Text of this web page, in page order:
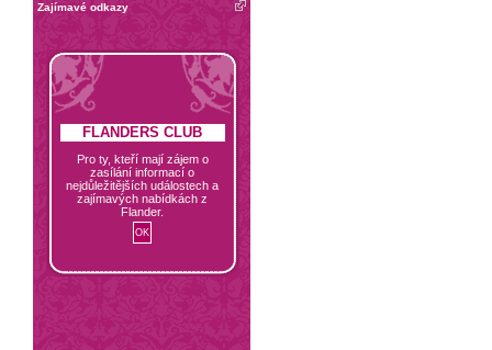
Zajímavé odkazy
FLANDERS CLUB
Pro ty, kteří mají zájem o
zasílání informací o
nejdůležitějších událostech a
zajímavých nabídkách z
Flander.